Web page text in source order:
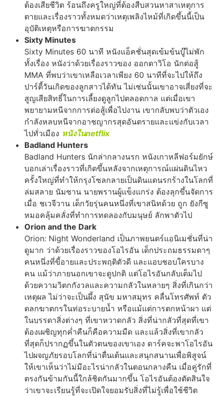
ต้องเสียชีวิต ร้อนถึงครูใหญ่ที่ต้องสืบสวนหาสาเหตุการ
ตายและเรื่องราวทั้งหมดว่าเหตุเพลิงไหม้ที่เกิดขึ้นนี้เป็น
อุบัติเหตุหรือการฆาตกรรม
Sixty Minutes
Sixty Minutes 60 นาที หนังแอ็คชั่นสุดเข้มข้นบู๊ไม่พัก
ทั้งเรื่อง หนังว่าด้วยเรื่องราวของ ออกตาวิโอ นักต่อสู้
MMA ที่พบว่าเขาเหลือเวลาเพียง 60 นาทีที่จะไปให้ถึง
ปาร์ตี้วันเกิดของลูกสาวได้ทัน ไม่เช่นนั้นเขาอาจเสี่ยงที่จะ
สูญเสียสิทธิ์ในการเลี้ยงดูลูกไปตลอดกาล แต่เมื่อเขา
พยายามหนีจากการต่อสู้เพื่อไปงาน เขากลับพบว่าตัวเอง
กำลังหลบหนีจากอาชญากรสุดอันตรายและแข่งกับเวลา
ไปทั่วเมือง หนังในnetflix
Badland Hunters
Badland Hunters นักล่ากลางนรก หนังเกาหลีฟอร์มยักษ์
บอกเล่าเรื่องราวที่เกิดขึ้นหลังจากเหตุการณ์แผ่นดินไหว
ครั้งใหญ่ที่ทำให้กรุงโซลกลายเป็นดินแดนรกร้างในโลกที่
ล่มสลาย นัมซาน นายพรานผู้แข็งแกร่ง ต้องลุกขึ้นจัดการ
เมื่อ ชเวจีวาน เด็กวัยรุ่นคนหนึ่งที่เขาสนิทด้วย ถูก ยังกีซู
หมอคลุ้มคลั่งที่ทำการทดลองกับมนุษย์ ลักพาตัวไป
Orion and the Dark
Orion: Night Wonderland เป็นภาพยนตร์แอนิเมชั่นที่น่า
ดูมาก ว่าด้วยเรื่องราวของโอไรอัน เด็กประถมธรรมดาๆ
คนหนึ่งที่ขี้อายและประพฤติตัวดี และแอบชอบใครบาง
คน แม้ว่าภายนอกเขาจะดูปกติ แต่โอไรอันกลับเต็มไป
ด้วยความวิตกกังวลและความกลัวในหลายๆ สิ่งที่เกินกว่า
เหตุผล ไม่ว่าจะเป็นผึ้ง สุนัข มหาสมุทร คลื่นโทรศัพท์ ตัว
ตลกฆาตกรในท่อระบายน้ำ หรือแม้แต่การตกหน้าผา แต่
ในบรรดาสิ่งต่างๆ ที่เขาหวาดกลัว สิ่งที่น่ากลัวที่สุดที่เขา
ต้องเผชิญทุกค่ำคืนก็คือความมืด และแล้วสิ่งที่เขากลัว
ที่สุดก็ปรากฏขึ้นในตัวตนของเขาเอง ดาร์คจะพาโอไรอัน
ไปผจญภัยรอบโลกที่น่าตื่นเต้นและสนุกสนานเพื่อพิสูจน์
ให้เขาเห็นว่าไม่มีอะไรน่ากลัวในตอนกลางคืน เมื่อคู่รักที่
ตรงกันข้ามกันนี้ใกล้ชิดกันมากขึ้น โอไรอันต้องตัดสินใจ
ว่าเขาจะเรียนรู้ที่จะเปิดใจยอมรับสิ่งที่ไม่รู้เพื่อใช้ชีวิต